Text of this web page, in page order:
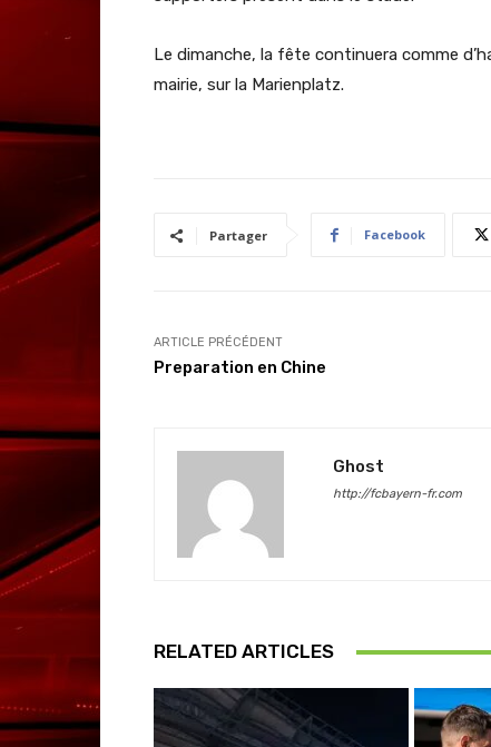
Le dimanche, la fête continuera comme
mairie, sur la Marienplatz.
Partager Facebook
ARTICLE PRÉCÉDENT
Preparation en Chine
Ghost
http://fcbayern-fr.com
RELATED ARTICLES